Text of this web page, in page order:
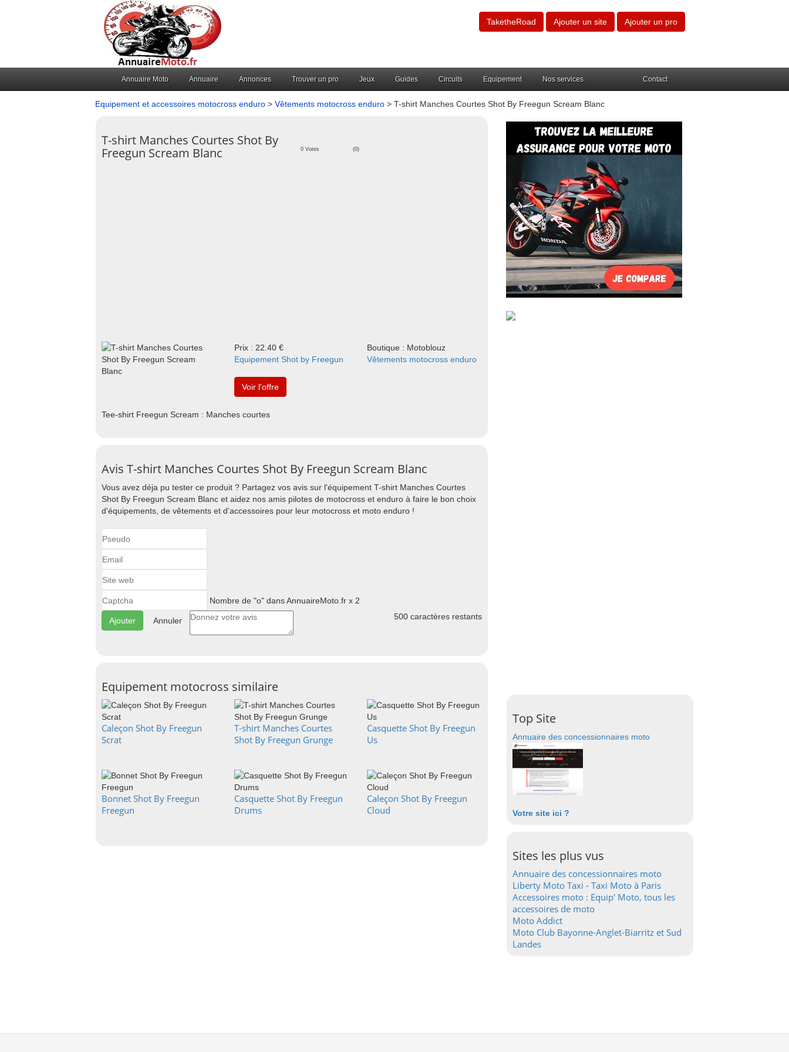
TaketheRoad Ajouter un site Ajouter un pro
Annuaire Moto Annuaire Annonces Trouver un pro Jeux Guides Circuits Equipement Nos services Contact
Equipement et accessoires motocross enduro > Vêtements motocross enduro > T-shirt Manches Courtes Shot By Freegun Scream Blanc
T-shirt Manches Courtes Shot By
Freegun Scream Blanc
0 Votes (0)
Prix : 22.40 €
Boutique : Motoblouz
Equipement Shot by Freegun
Vêtements motocross enduro
Voir l'offre
Tee-shirt Freegun Scream : Manches courtes
Avis T-shirt Manches Courtes Shot By Freegun Scream Blanc
Vous avez déja pu tester ce produit ? Partagez vos avis sur l'équipement T-shirt Manches Courtes
Shot By Freegun Scream Blanc et aidez nos amis pilotes de motocross et enduro à faire le bon choix
d'équipements, de vêtements et d'accessoires pour leur motocross et moto enduro !
Nombre de "o" dans AnnuaireMoto.fr x 2
Annuler 500 caractères restants
Equipement motocross similaire
Caleçon Shot By Freegun
Scrat
T-shirt Manches Courtes
Shot By Freegun Grunge
Casquette Shot By Freegun
Us
Bonnet Shot By Freegun
Freegun
Casquette Shot By Freegun
Drums
Caleçon Shot By Freegun
Cloud
Top Site
Annuaire des concessionnaires moto
Votre site ici ?
Sites les plus vus
Annuaire des concessionnaires moto
Liberty Moto Taxi - Taxi Moto à Paris
Accessoires moto : Equip' Moto, tous les
accessoires de moto
Moto Addict
Moto Club Bayonne-Anglet-Biarritz et Sud
Landes